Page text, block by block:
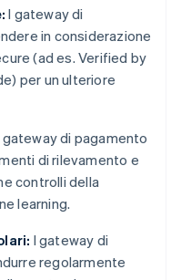
I gateway di
in considerazione
(ad es. Verified by
per un ulteriore
gateway di pagamento
di rilevamento e
controlli della
learning.
I gateway di
regolarmente